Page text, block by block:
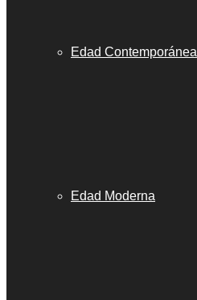
Edad Contemporánea
Edad Moderna